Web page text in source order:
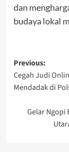
dan
budaya lokal
Post
Previous:
Cegah Judi
Mendadak di
Gelar Ngopi